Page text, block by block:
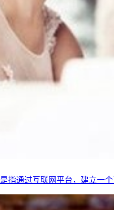
指通过互联网平台，建立一